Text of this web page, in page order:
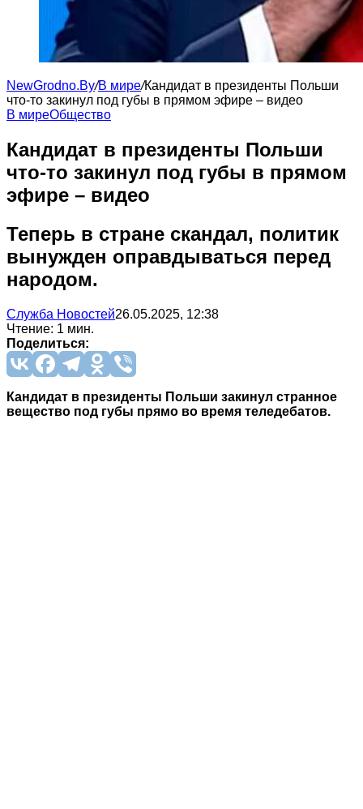
NewGrodno.By/В мире/Кандидат в президенты Польши
что-то закинул под губы в прямом эфире – видео
В миреОбщество
Кандидат в президенты Польши
что-то закинул под губы в прямом
эфире – видео
Теперь в стране скандал, политик
вынужден оправдываться перед
народом.
Служба Новостей26.05.2025, 12:38
Чтение: 1 мин.
Поделиться:
Кандидат в президенты Польши закинул странное
вещество под губы прямо во время теледебатов.